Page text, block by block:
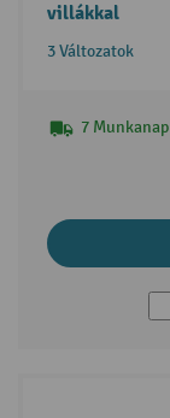
villákkal
3 Változatok
7 Munkanap